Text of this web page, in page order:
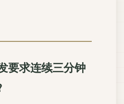
要求连续三分钟